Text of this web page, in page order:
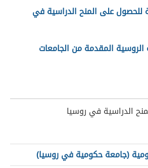
للحصول على المنح الدراسية في
الروسية المقدمة من الجامعات
(جامعة حكومية في روسيا)